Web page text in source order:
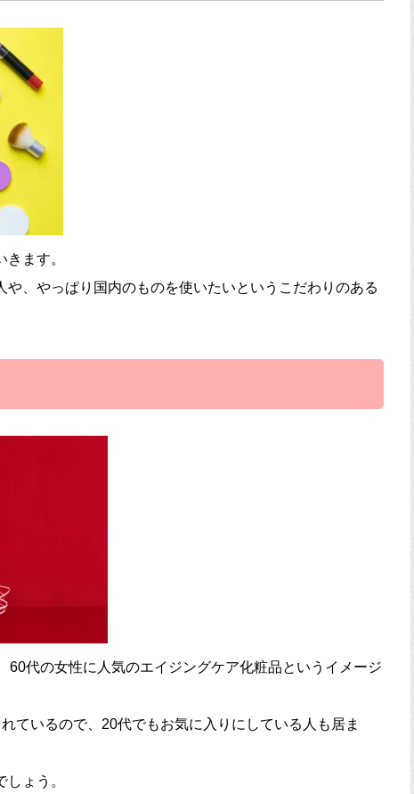
ます。
、やっぱり国内のものを使いたいというこだわりのある
60代の女性に人気のエイジングケア化粧品というイメージ
ているので、20代でもお気に入りにしている人も居ま
ょう。